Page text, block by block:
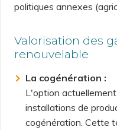
politiques annexes
Valorisation des
renouvelable
La cogénération :
L'option
installations de
cogénération. Cette